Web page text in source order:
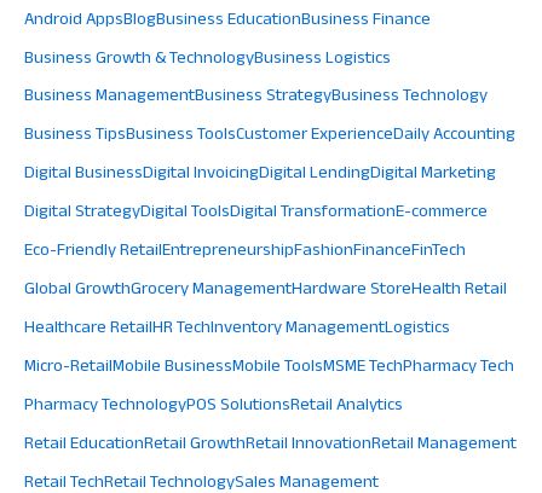
Android AppsBlogBusiness EducationBusiness Finance
Business Growth & TechnologyBusiness Logistics
Business ManagementBusiness StrategyBusiness Technology
Business TipsBusiness ToolsCustomer ExperienceDaily Accounting
Digital BusinessDigital InvoicingDigital LendingDigital Marketing
Digital StrategyDigital ToolsDigital TransformationE-commerce
Eco-Friendly RetailEntrepreneurshipFashionFinanceFinTech
Global GrowthGrocery ManagementHardware StoreHealth Retail
Healthcare RetailHR TechInventory ManagementLogistics
Micro-RetailMobile BusinessMobile ToolsMSME TechPharmacy Tech
Pharmacy TechnologyPOS SolutionsRetail Analytics
Retail EducationRetail GrowthRetail InnovationRetail Management
Retail TechRetail TechnologySales Management